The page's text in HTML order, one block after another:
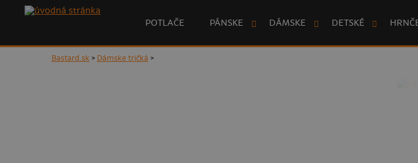
POTLAČE PÁNSKE DÁMSKE DETSKÉ
Bastard.sk> Dámske tričká >